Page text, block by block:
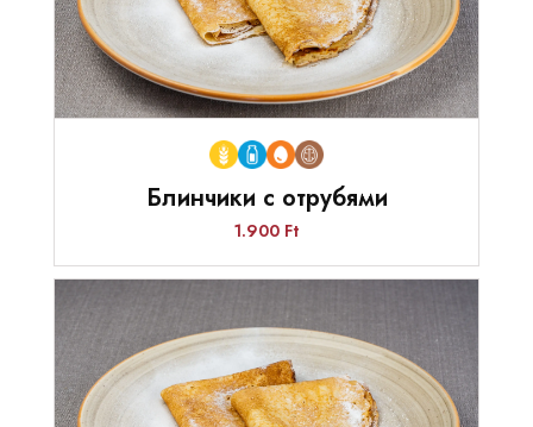
Блинчики с отрубями
1.900 Ft